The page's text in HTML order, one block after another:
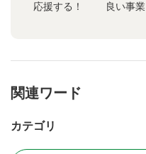
応援する！ 良い事業
関連ワード
カテゴリ